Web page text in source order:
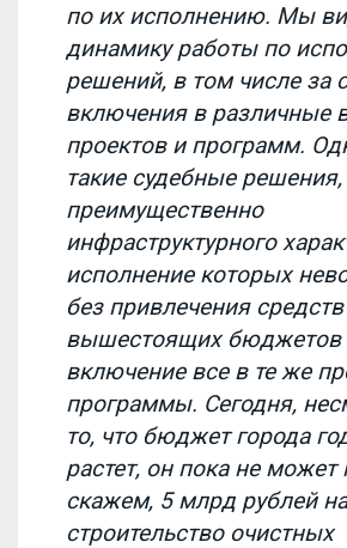
по их исполнению. Мы
динамику работы по
решений, в том числе за
включения в различные
проектов и программ.
такие судебные решения,
преимущественно
инфраструктурного
исполнение которых
без привлечения средств
вышестоящих бюджетов
включение все в те же
программы. Сегодня,
то, что бюджет города
растет, он пока не может
скажем, 5 млрд рублей на
строительство очистных